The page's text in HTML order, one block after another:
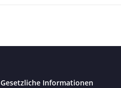
Gesetzliche Informationen